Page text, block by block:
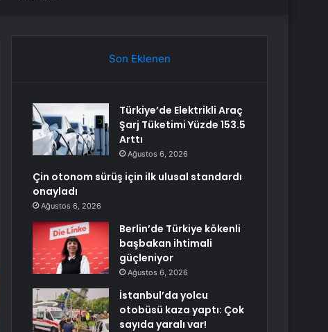
Son Eklenen
Türkiye’de Elektrikli Araç
Şarj Tüketimi Yüzde 153.5
Arttı
Ağustos 6, 2026
Çin otonom sürüş için ilk ulusal standardı
onayladı
Ağustos 6, 2026
Berlin’de Türkiye kökenli
başbakan ihtimali
güçleniyor
Ağustos 6, 2026
İstanbul’da yolcu
otobüsü kaza yaptı: Çok
sayıda yaralı var!